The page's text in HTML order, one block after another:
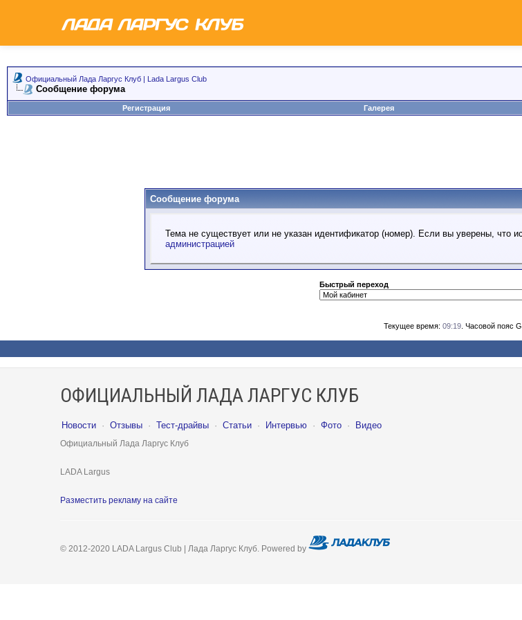
Официальный Лада Ларгус Клуб | Lada Largus Club
Сообщение форума
Регистрация
Галерея
Сообщение форума
Тема не существует или не указан идентификатор (номер). Если вы уверены, что
администрацией
Быстрый переход
Текущее время: 09:19 . Часовой пояс
ОФИЦИАЛЬНЫЙ ЛАДА ЛАРГУС КЛУБ
Новости · Отзывы · Тест-драйвы · Статьи · Интервью · Фото · Видео
Официальный Лада Ларгус Клуб
LADA Largus
Разместить рекламу на сайте
© 2012-2020 LADA Largus Club | Лада Ларгус Клуб. Powered by